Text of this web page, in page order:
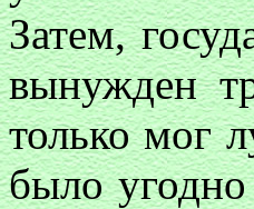
Затем,
вынужден
только мог
было угодно